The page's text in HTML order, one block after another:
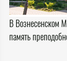
В Вознесенском
память